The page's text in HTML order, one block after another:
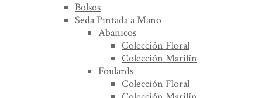
Bolsos
Seda Pintada a Mano
Abanicos
Colección Floral
Colección Marilín
Foulards
Colección Floral